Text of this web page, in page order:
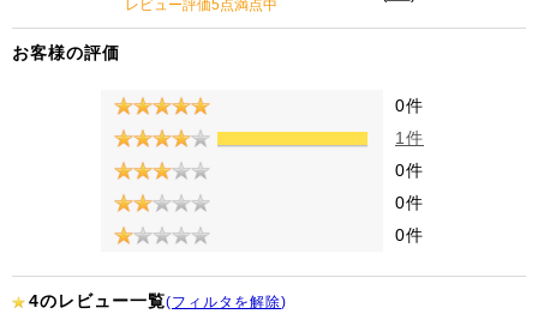
レビュー評価5点満点中
お客様の評価
0件
1件
0件
0件
0件
4のレビュー一覧(フィルタを解除)